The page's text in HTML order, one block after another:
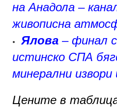
на Анадола –
живописна
• Ялова – финал
истинско СПА
минерални извори
Цените в